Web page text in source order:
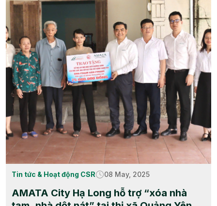
Tin tức & Hoạt động CSR 08 May, 2025
AMATA City Hạ Long hỗ trợ “xóa nhà